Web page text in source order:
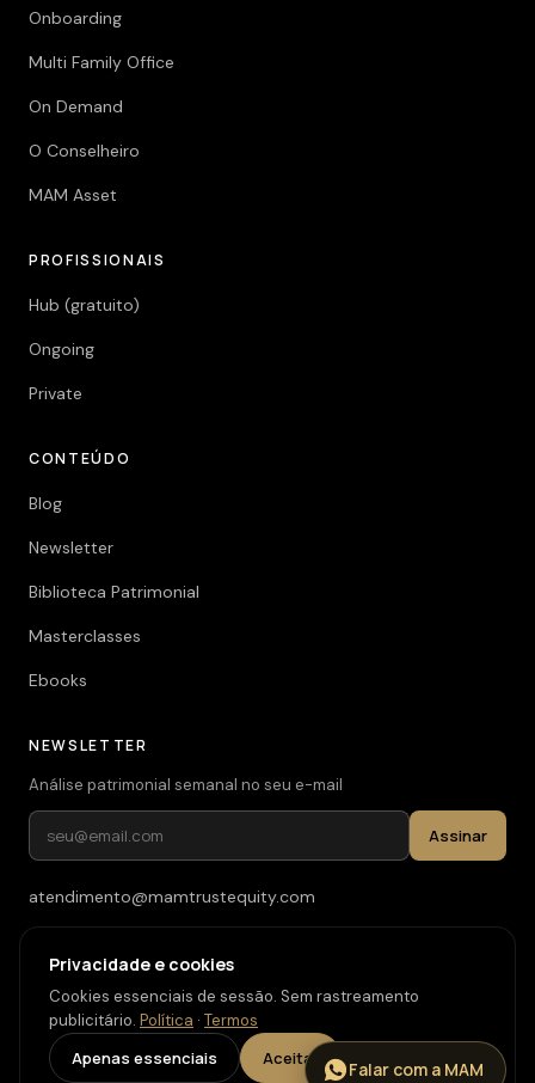
Privacidade e cookies
Cookies essenciais de sessão. Sem rastreamento
publicitário. Política · Termos
Apenas essenciais Aceitar Falar com a MAM
Onboarding
Multi Family Office
On Demand
O Conselheiro
MAM Asset
PROFISSIONAIS
Hub (gratuito)
Ongoing
Private
CONTEÚDO
Blog
Newsletter
Biblioteca Patrimonial
Masterclasses
Ebooks
NEWSLETTER
Análise patrimonial semanal no seu e-mail
Assinar
atendimento@mamtrustequity.com
© 2026 MAM Trust & Equity. Todos os direitos reservados.
Privacidade·Termos